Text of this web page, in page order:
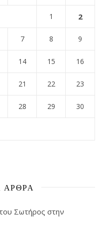
1 2
7 8 9
14 15 16
21 22 23
28 29 30
ΆΡΘΡΑ
Σωτήρος στην